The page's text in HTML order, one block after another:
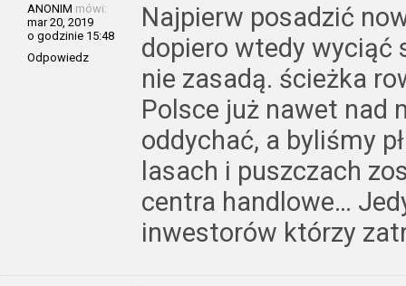
ANONIM mówi:
mar 20, 2019
o godzinie 15:48
Odpowiedz
Najpierw posadzić
dopiero wtedy wyciąć
nie zasadą. ścieżka
Polsce już nawet nad
oddychać, a byliśmy
lasach i puszczach
centra handlowe…
inwestorów którzy